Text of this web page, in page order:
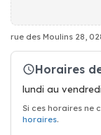
rue des Moulins 28,
Horaires
lundi au
Si ces horaires ne
horaires.